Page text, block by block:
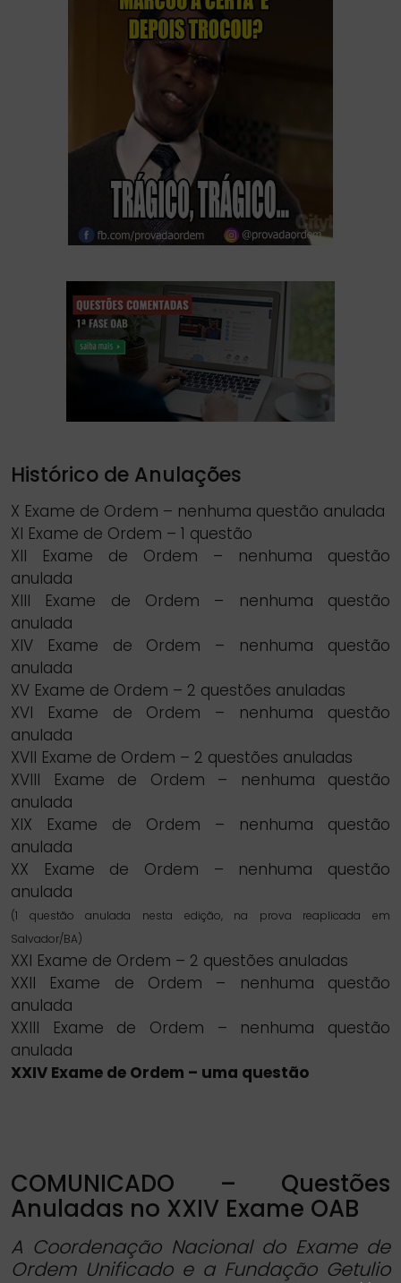
Histórico de Anulações
X Exame de Ordem – nenhuma questão anulada
XI Exame de Ordem – 1 questão
XII Exame de Ordem – nenhuma questão
anulada
XIII Exame de Ordem – nenhuma questão
anulada
XIV Exame de Ordem – nenhuma questão
anulada
XV Exame de Ordem – 2 questões anuladas
XVI Exame de Ordem – nenhuma questão
anulada
XVII Exame de Ordem – 2 questões anuladas
XVIII Exame de Ordem – nenhuma questão
anulada
XIX Exame de Ordem – nenhuma questão
anulada
XX Exame de Ordem – nenhuma questão
anulada
(1 questão anulada nesta edição, na prova reaplicada em
Salvador/BA)
XXI Exame de Ordem – 2 questões anuladas
XXII Exame de Ordem – nenhuma questão
anulada
XXIII Exame de Ordem – nenhuma questão
anulada
XXIV Exame de Ordem – uma questão
COMUNICADO – Questões
Anuladas no XXIV Exame OAB
A Coordenação Nacional do Exame de
Ordem Unificado e a Fundação Getulio